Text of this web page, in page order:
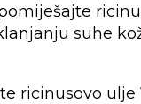
suhe
ricinusovo ulje